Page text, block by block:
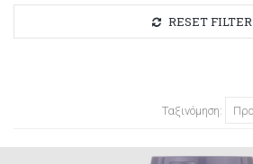
RESET FILTER
Ταξινόμηση: